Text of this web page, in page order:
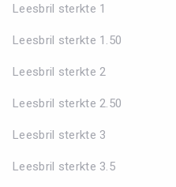
Leesbril sterkte 1
Leesbril sterkte 1.50
Leesbril sterkte 2
Leesbril sterkte 2.50
Leesbril sterkte 3
Leesbril sterkte 3.5